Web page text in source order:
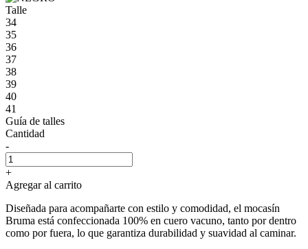
Talle
34
35
36
37
38
39
40
41
Guía de talles
Cantidad
-
+
Agregar al carrito
Diseñada para acompañarte con estilo y comodidad, el mocasín
Bruma está confeccionada 100% en cuero vacuno, tanto por dentro
como por fuera, lo que garantiza durabilidad y suavidad al caminar.